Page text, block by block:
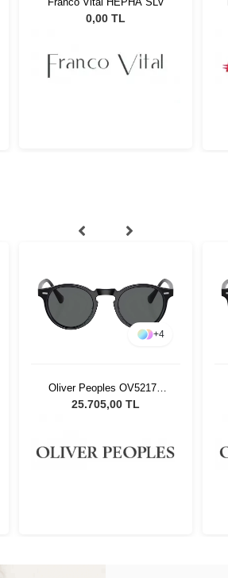
0,00 TL
+4
Oliver Peoples OV5217S
1031P2 47 Unisex Güneş
25.705,00 TL